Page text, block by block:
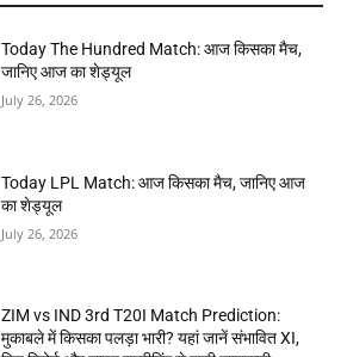
Today The Hundred Match: आज किसका मैच,
जानिए आज का शेड्यूल
July 26, 2026
Today LPL Match: आज किसका मैच, जानिए आज
का शेड्यूल
July 26, 2026
ZIM vs IND 3rd T20I Match Prediction:
मुकाबले में किसका पलड़ा भारी? यहां जानें संभावित XI,